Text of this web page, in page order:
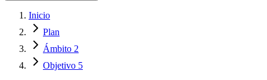
Inicio
Plan
Ámbito 2
Objetivo 5